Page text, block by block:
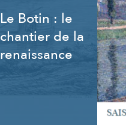
Le Botin : le
chantier de la
renaissance